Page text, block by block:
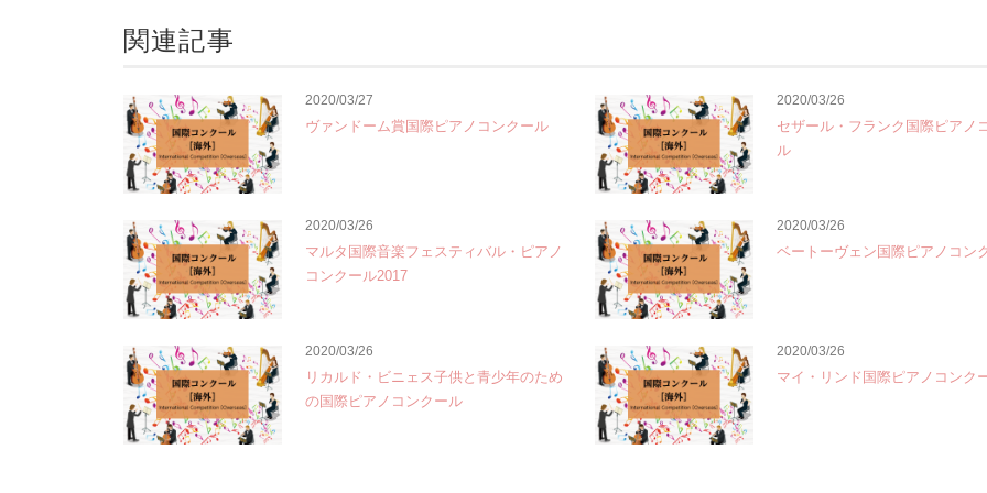
関連記事
2020/03/27
ヴァンドーム賞国際ピアノコンクール
2020/03/26
セザール・フランク国際ピアノ
ル
2020/03/26
マルタ国際音楽フェスティバル・ピアノ
コンクール2017
2020/03/26
ベートーヴェン国際ピアノコン
2020/03/26
リカルド・ビニェス子供と青少年のため
の国際ピアノコンクール
2020/03/26
マイ・リンド国際ピアノコンク